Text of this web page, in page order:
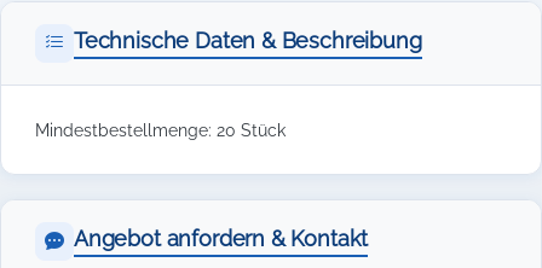
Technische Daten & Beschreibung
Mindestbestellmenge: 20 Stück
Angebot anfordern & Kontakt